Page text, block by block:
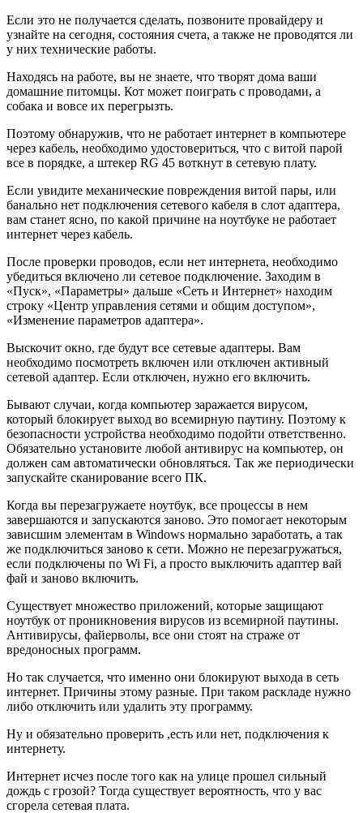
Если это не получается сделать, позвоните провайдеру и
узнайте на сегодня, состояния счета, а также не проводятся ли
у них технические работы.
Находясь на работе, вы не знаете, что творят дома ваши
домашние питомцы. Кот может поиграть с проводами, а
собака и вовсе их перегрызть.
Поэтому обнаружив, что не работает интернет в компьютере
через кабель, необходимо удостовериться, что с витой парой
все в порядке, а штекер RG 45 воткнут в сетевую плату.
Если увидите механические повреждения витой пары, или
банально нет подключения сетевого кабеля в слот адаптера,
вам станет ясно, по какой причине на ноутбуке не работает
интернет через кабель.
После проверки проводов, если нет интернета, необходимо
убедиться включено ли сетевое подключение. Заходим в
«Пуск», «Параметры» дальше «Сеть и Интернет» находим
строку «Центр управления сетями и общим доступом»,
«Изменение параметров адаптера».
Выскочит окно, где будут все сетевые адаптеры. Вам
необходимо посмотреть включен или отключен активный
сетевой адаптер. Если отключен, нужно его включить.
Бывают случаи, когда компьютер заражается вирусом,
который блокирует выход во всемирную паутину. Поэтому к
безопасности устройства необходимо подойти ответственно.
Обязательно установите любой антивирус на компьютер, он
должен сам автоматически обновляться. Так же периодически
запускайте сканирование всего ПК.
Когда вы перезагружаете ноутбук, все процессы в нем
завершаются и запускаются заново. Это помогает некоторым
зависшим элементам в Windows нормально заработать, а так
же подключиться заново к сети. Можно не перезагружаться,
если подключены по Wi Fi, а просто выключить адаптер вай
фай и заново включить.
Существует множество приложений, которые защищают
ноутбук от проникновения вирусов из всемирной паутины.
Антивирусы, файерволы, все они стоят на страже от
вредоносных программ.
Но так случается, что именно они блокируют выхода в сеть
интернет. Причины этому разные. При таком раскладе нужно
либо отключить или удалить эту программу.
Ну и обязательно проверить ,есть или нет, подключения к
интернету.
Интернет исчез после того как на улице прошел сильный
дождь с грозой? Тогда существует вероятность, что у вас
сгорела сетевая плата.